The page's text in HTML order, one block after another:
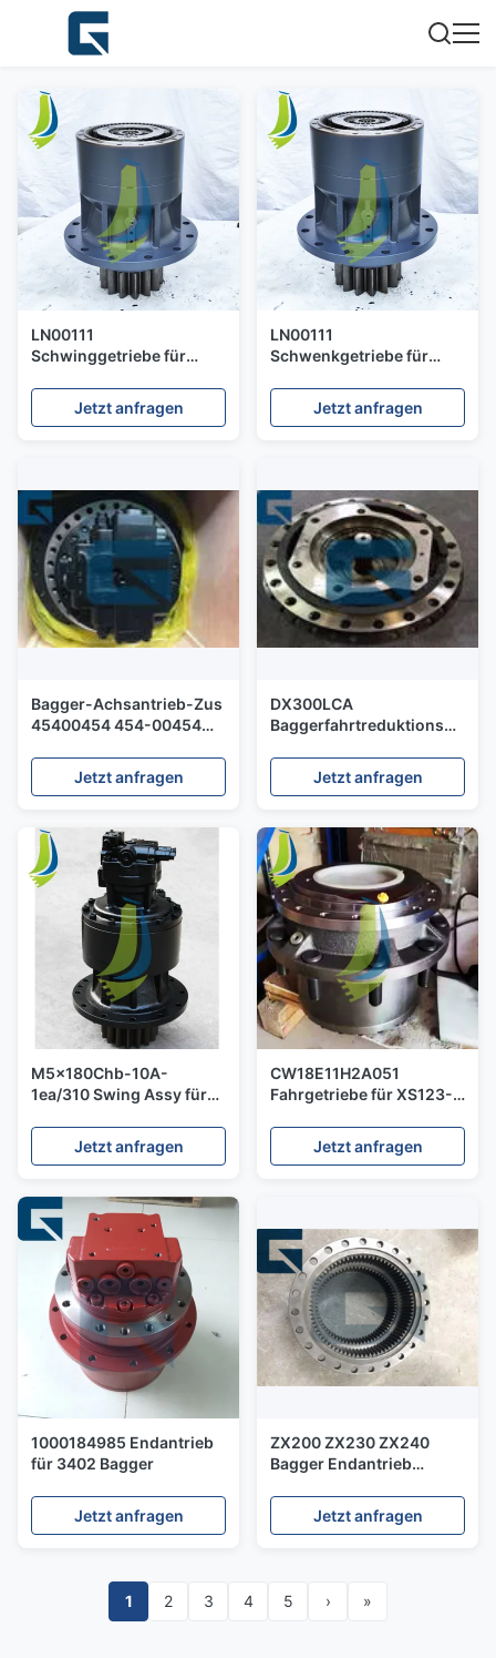
LN00111
Schwinggetriebe für
Jetzt anfragen
LN00111
Schwenkgetriebe für
Jetzt anfragen
Bagger-Achsantrieb-Zus
45400454 454-00454
S225LC-V
Jetzt anfragen
DX300LCA
Jetzt anfragen
M5x180Chb-10A-
1ea/310 Swing Assy für
Jetzt anfragen
CW18E11H2A051
Fahrgetriebe für XS123-
Jetzt anfragen
1000184985 Endantrieb
für 3402 Bagger
Jetzt anfragen
ZX200 ZX230 ZX240
Bagger Endantrieb
Jetzt anfragen
1 2 3 4 5 › »